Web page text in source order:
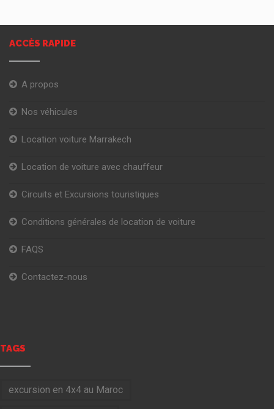
ACCÈS RAPIDE
A propos
Nos véhicules
Location voiture Marrakech
Location de voiture avec chauffeur
Circuits et Excursions touristiques
Conditions générales de location de voiture
FAQS
Contactez-nous
TAGS
excursion en 4x4 au Maroc